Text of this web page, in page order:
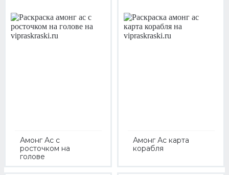
Амонг Ас с
росточком на
голове
Амонг Ас карта
корабля